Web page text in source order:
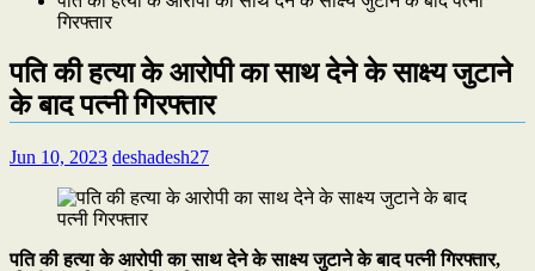
गिरफ्तार
पति की हत्या के आरोपी का साथ देने के साक्ष्य जुटाने
के बाद पत्नी गिरफ्तार
Jun 10, 2023 deshadesh27
पति की हत्या के आरोपी का साथ देने के साक्ष्य जुटाने के बाद पत्नी गिरफ्तार,